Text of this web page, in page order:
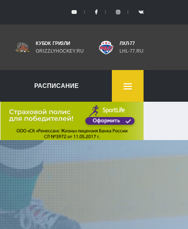
КУБОК ГРИЗЛИ
GRIZZLYHOCKEY.RU
ЛХЛ-77
LHL-77.RU
РАСПИСАНИЕ